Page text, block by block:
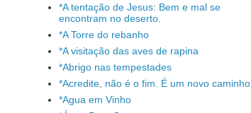
*A tentação de Jesus: Bem e mal se
encontram no deserto.
*A Torre do rebanho
*A visitação das aves de rapina
*Abrigo nas tempestades
*Acredite, não é o fim. É um novo caminho.
*Agua em Vinho